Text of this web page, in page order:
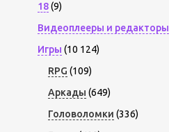
18(9)
Видеоплееры и редакторы
Игры (10 124)
RPG (109)
Аркады (649)
Головоломки (336)